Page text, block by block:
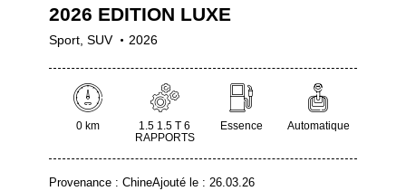
2026 EDITION LUXE
Sport,SUV 2026
0 km
1.5 1.5 T 6
RAPPORTS
Essence Automatique
Provenance : ChineAjouté le : 26.03.26